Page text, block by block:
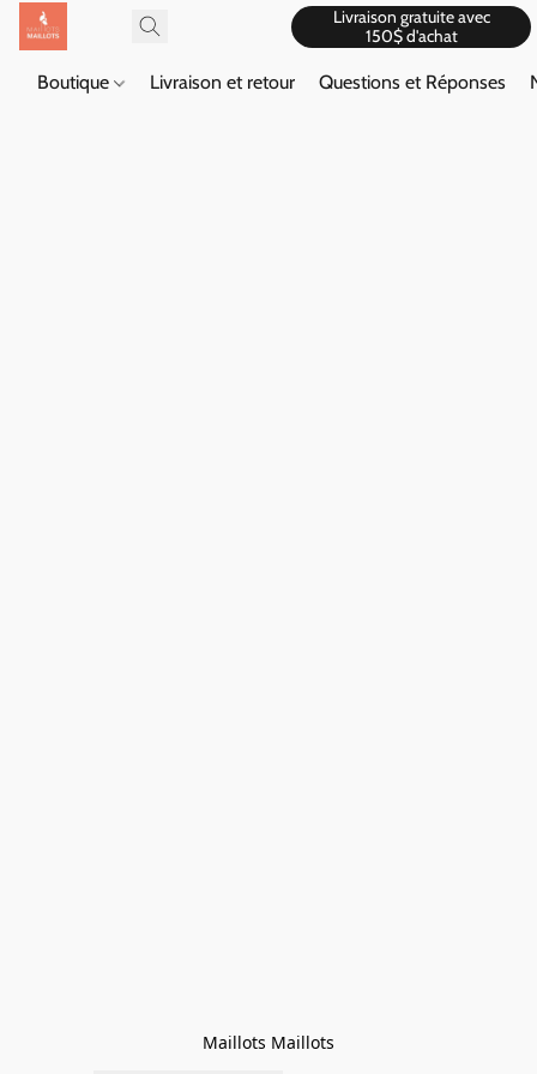
Livraison gratuite avec
150$ d'achat
Boutique Livraison et retour Questions et Réponses
Maillots Maillots